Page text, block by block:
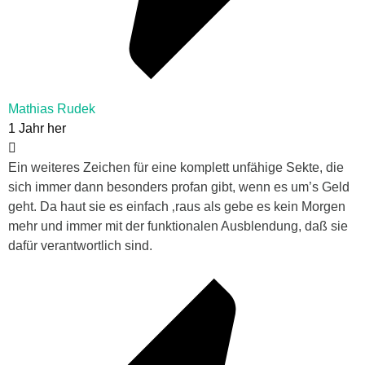
Mathias Rudek
1 Jahr her
Ein weiteres Zeichen für eine komplett unfähige Sekte, die
sich immer dann besonders profan gibt, wenn es um’s Geld
geht. Da haut sie es einfach ‚raus als gebe es kein Morgen
mehr und immer mit der funktionalen Ausblendung, daß sie
dafür verantwortlich sind.